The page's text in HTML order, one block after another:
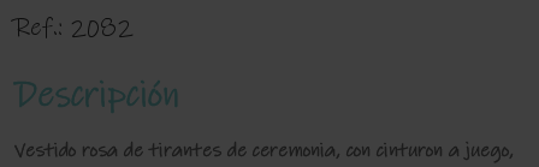
Ref.: 2082
Descripción
Vestido rosa de tirantes de ceremonia, con cinturon a juego,